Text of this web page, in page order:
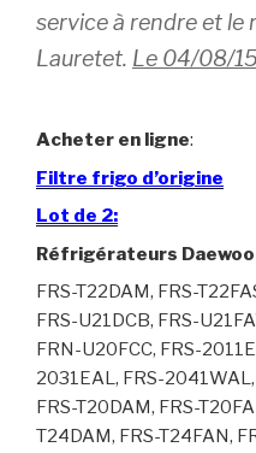
service à rendre et le
Lauretet. Le 04/08/15
Acheter en ligne:
Filtre frigo d’origine
Lot de 2:
Réfrigérateurs
FRS-T22DAM, FRS-
FRS-U21DCB, FRS-
FRN-U20FCC, FRS-
2031EAL, FRS-
FRS-T20DAM, FRS-
T24DAM, FRS-T24FAN,